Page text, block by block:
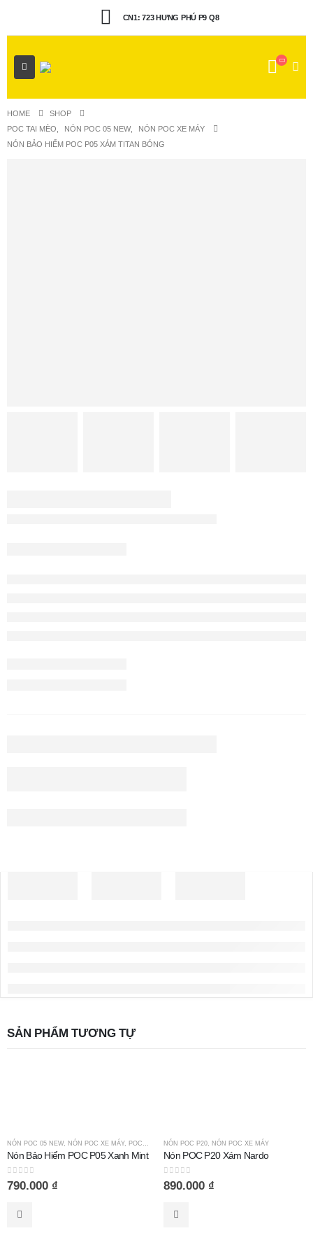
CN1: 723 HƯNG PHÚ P9 Q8
HOME
SHOP
POC TAI MÈO
NÓN POC 05 NEW,
NÓN POC XE MÁY
NÓN BẢO HIỂM POC P05 XÁM TITAN BÓNG
SẢN PHẨM TƯƠNG TỰ
NÓN POC 05 NEW, NÓN POC XE MÁY, POC TAI MÈO
Nón Bảo Hiểm POC P05 Xanh Mint
0out of 5
790.000 ₫
NÓN POC P20, NÓN POC XE MÁY
Nón POC P20 Xám Nardo
0out of 5
890.000 ₫